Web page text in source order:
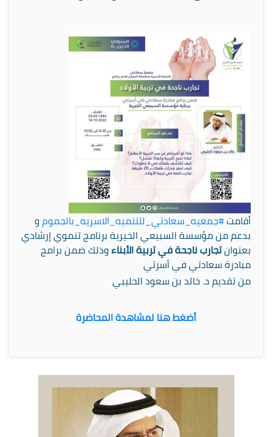
أقامت#جمعيه_سعادتي_للتنميه_الاسريه_بالجمومو
بدعم من مؤسسة السبيعي الخيرية برنامج تنموي إرشادي
بعنوانتجارب ناجحة في تربية الأبناءوذلك ضمن برامج
مبادرة سعادتي في أسرتي
من تقديم د. خالد بن سعود الحليبي
أضغط هنا لمشاهدة المحاضرة